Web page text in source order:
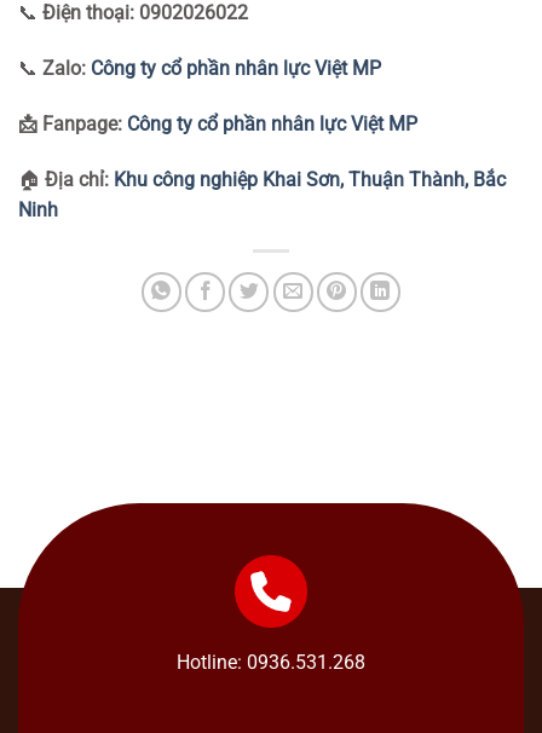
📞 Điện thoại: 0902026022
📞 Zalo: Công ty cổ phần nhân lực Việt MP
📩 Fanpage: Công ty cổ phần nhân lực Việt MP
🏠 Địa chỉ: Khu công nghiệp Khai Sơn, Thuận Thành, Bắc
Ninh
Hotline: 0936.531.268